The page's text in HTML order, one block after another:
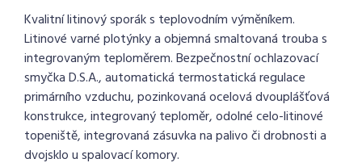
Kvalitní litinový sporák s teplovodním výměníkem.
Litinové varné plotýnky a objemná smaltovaná trouba s
integrovaným teploměrem. Bezpečnostní ochlazovací
smyčka D.S.A., automatická termostatická regulace
primárního vzduchu, pozinkovaná ocelová dvouplášťová
konstrukce, integrovaný teploměr, odolné celo-litinové
topeniště, integrovaná zásuvka na palivo či drobnosti a
dvojsklo u spalovací komory.